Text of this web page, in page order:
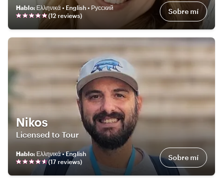
Hablo: Ελληνικά • English • Русский
(12 reviews) Sobre mí
Nikos
Licensed to Tour
Hablo: Ελληνικά • English
(17 reviews) Sobre mí